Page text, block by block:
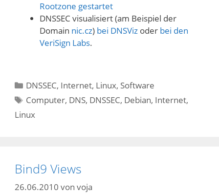
Rootzone gestartet
DNSSEC visualisiert (am Beispiel der
Domain nic.cz) bei DNSViz oder bei den
VeriSign Labs.
Kategorien
DNSSEC, Internet, Linux, Software
Schlagwörter
Computer, DNS, DNSSEC, Debian, Internet,
Linux
Bind9 Views
26.06.2010 von voja